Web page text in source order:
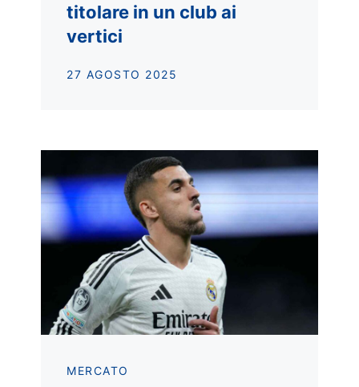
titolare in un club ai
vertici
27 AGOSTO 2025
MERCATO